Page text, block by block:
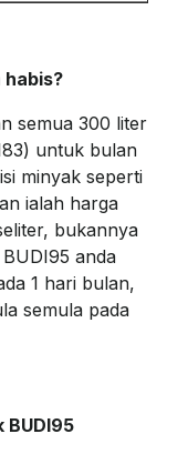
habis?
semua 300 liter
untuk bulan
minyak seperti
ialah harga
bukannya
BUDI95 anda
1 hari bulan,
semula pada
BUDI95